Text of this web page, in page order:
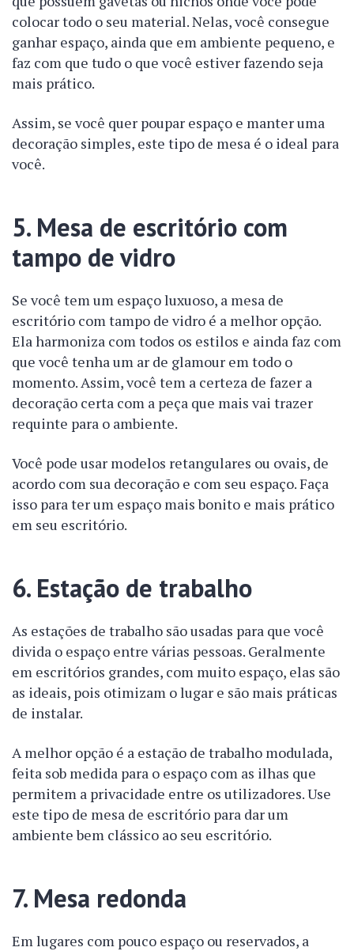
colocar todo o seu material. Nelas, você consegue
ganhar espaço, ainda que em ambiente pequeno, e
faz com que tudo o que você estiver fazendo seja
mais prático.
Assim, se você quer poupar espaço e manter uma
decoração simples, este tipo de mesa é o ideal para
você.
5. Mesa de escritório com
tampo de vidro
Se você tem um espaço luxuoso, a mesa de
escritório com tampo de vidro é a melhor opção.
Ela harmoniza com todos os estilos e ainda faz com
que você tenha um ar de glamour em todo o
momento. Assim, você tem a certeza de fazer a
decoração certa com a peça que mais vai trazer
requinte para o ambiente.
Você pode usar modelos retangulares ou ovais, de
acordo com sua decoração e com seu espaço. Faça
isso para ter um espaço mais bonito e mais prático
em seu escritório.
6. Estação de trabalho
As estações de trabalho são usadas para que você
divida o espaço entre várias pessoas. Geralmente
em escritórios grandes, com muito espaço, elas são
as ideais, pois otimizam o lugar e são mais práticas
de instalar.
A melhor opção é a estação de trabalho modulada,
feita sob medida para o espaço com as ilhas que
permitem a privacidade entre os utilizadores. Use
este tipo de mesa de escritório para dar um
ambiente bem clássico ao seu escritório.
7. Mesa redonda
Em lugares com pouco espaço ou reservados, a